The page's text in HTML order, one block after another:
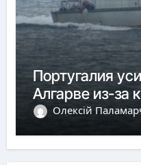
Португалия
Алгарве из-за
Олексій